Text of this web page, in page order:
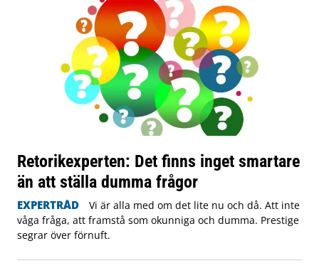
Retorikexperten: Det finns inget smartare
än att ställa dumma frågor
EXPERTRÅD
Vi är alla med om det lite nu och då. Att inte
våga fråga, att framstå som okunniga och dumma. Prestige
segrar över förnuft.